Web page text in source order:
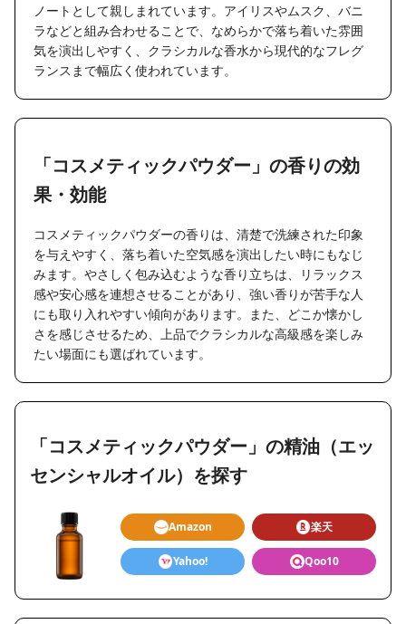
ノートとして親しまれています。アイリスやムスク、バニ
ラなどと組み合わせることで、なめらかで落ち着いた雰囲
気を演出しやすく、クラシカルな香水から現代的なフレグ
ランスまで幅広く使われています。
「コスメティックパウダー」の香りの効
果・効能
コスメティックパウダーの香りは、清楚で洗練された印象
を与えやすく、落ち着いた空気感を演出したい時にもなじ
みます。やさしく包み込むような香り立ちは、リラックス
感や安心感を連想させることがあり、強い香りが苦手な人
にも取り入れやすい傾向があります。また、どこか懐かし
さを感じさせるため、上品でクラシカルな高級感を楽しみ
たい場面にも選ばれています。
「コスメティックパウダー」の精油（エッ
センシャルオイル）を探す
Amazon 楽天
Yahoo! Qoo10